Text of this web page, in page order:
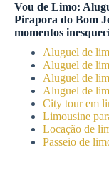
Vou de Limo:
Pirapora do Bom
momentos
Aluguel de
Aluguel de
Aluguel de
Aluguel de
City tour em
Limousine
Locação de
Passeio de